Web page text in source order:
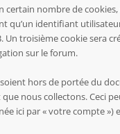
certain nombre de
identifiant
troisième cookie sera
sur le forum.
hors de portée du
nous collectons. Ceci
ici par « votre compte